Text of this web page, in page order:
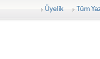
Üyelik Tüm